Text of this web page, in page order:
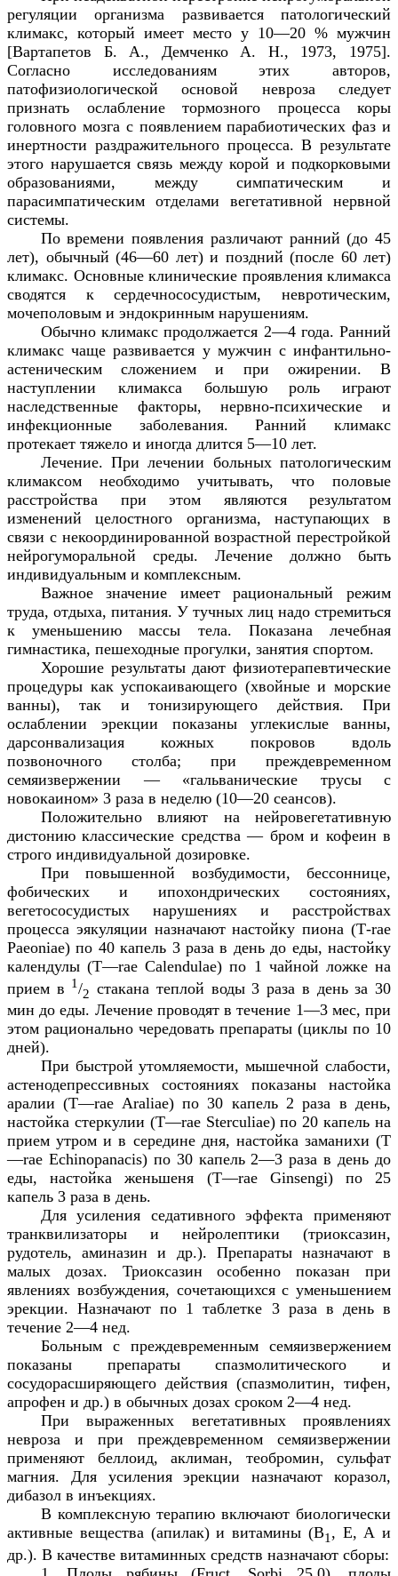
регуляции организма развивается патологический
климакс, который имеет место у 10—20 % мужчин
[Вартапетов Б. А., Демченко А. Н., 1973, 1975].
Согласно исследованиям этих авторов,
патофизиологической основой невроза следует
признать ослабление тормозного процесса коры
головного мозга с появлением парабиотических фаз и
инертности раздражительного процесса. В результате
этого нарушается связь между корой и подкорковыми
образованиями, между симпатическим и
парасимпатическим отделами вегетативной нервной
системы.
По времени появления различают ранний (до 45
лет), обычный (46—60 лет) и поздний (после 60 лет)
климакс. Основные клинические проявления климакса
сводятся к сердечнососудистым, невротическим,
мочеполовым и эндокринным нарушениям.
Обычно климакс продолжается 2—4 года. Ранний
климакс чаще развивается у мужчин с инфантильно-
астеническим сложением и при ожирении. В
наступлении климакса большую роль играют
наследственные факторы, нервно-психические и
инфекционные заболевания. Ранний климакс
протекает тяжело и иногда длится 5—10 лет.
Лечение. При лечении больных патологическим
климаксом необходимо учитывать, что половые
расстройства при этом являются результатом
изменений целостного организма, наступающих в
связи с некоординированной возрастной перестройкой
нейрогуморальной среды. Лечение должно быть
индивидуальным и комплексным.
Важное значение имеет рациональный режим
труда, отдыха, питания. У тучных лиц надо стремиться
к уменьшению массы тела. Показана лечебная
гимнастика, пешеходные прогулки, занятия спортом.
Хорошие результаты дают физиотерапевтические
процедуры как успокаивающего (хвойные и морские
ванны), так и тонизирующего действия. При
ослаблении эрекции показаны углекислые ванны,
дарсонвализация кожных покровов вдоль
позвоночного столба; при преждевременном
семяизвержении — «гальванические трусы с
новокаином» 3 раза в неделю (10—20 сеансов).
Положительно влияют на нейровегетативную
дистонию классические средства — бром и кофеин в
строго индивидуальной дозировке.
При повышенной возбудимости, бессоннице,
фобических и ипохондрических состояниях,
вегетососудистых нарушениях и расстройствах
процесса эякуляции назначают настойку пиона (Т-rae
Paeoniae) по 40 капель 3 раза в день до еды, настойку
календулы (T—rae Calendulae) по 1 чайной ложке на
прием в 1 /2 стакана теплой воды 3 раза в день за 30
мин до еды. Лечение проводят в течение 1—3 мес, при
этом рационально чередовать препараты (циклы по 10
дней).
При быстрой утомляемости, мышечной слабости,
астенодепрессивных состояниях показаны настойка
аралии (T—rae Araliae) по 30 капель 2 раза в день,
настойка стеркулии (T—rae Sterculiae) по 20 капель на
прием утром и в середине дня, настойка заманихи (T
—rae Echinopanacis) по 30 капель 2—3 раза в день до
еды, настойка женьшеня (T—rae Ginsengi) по 25
капель 3 раза в день.
Для усиления седативного эффекта применяют
транквилизаторы и нейролептики (триоксазин,
рудотель, аминазин и др.). Препараты назначают в
малых дозах. Триоксазин особенно показан при
явлениях возбуждения, сочетающихся с уменьшением
эрекции. Назначают по 1 таблетке 3 раза в день в
течение 2—4 нед.
Больным с преждевременным семяизвержением
показаны препараты спазмолитического и
сосудорасширяющего действия (спазмолитин, тифен,
апрофен и др.) в обычных дозах сроком 2—4 нед.
При выраженных вегетативных проявлениях
невроза и при преждевременном семяизвержении
применяют беллоид, аклиман, теобромин, cульфат
магния. Для усиления эрекции назначают коразол,
дибазол в инъекциях.
В комплексную терапию включают биологически
активные вещества (апилак) и витамины (В1 , Е, А и
др.). В качестве витаминных средств назначают сборы: